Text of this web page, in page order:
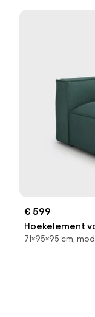
€ 599
Hoekelement
ribfluweel,
71×95×95 cm,